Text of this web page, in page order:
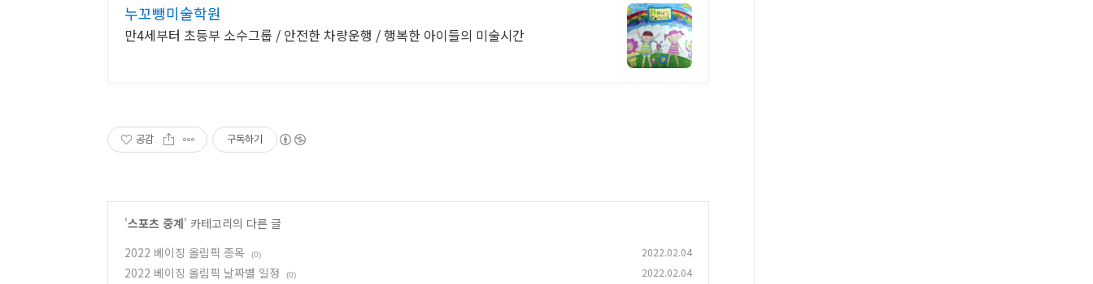
누꼬뺑미술학원
만4세부터 초등부 소수그룹 / 안전한 차량운행 / 행복한 아이들의 미술시간
공감 구독하기
'스포츠 중계' 카테고리의 다른 글
2022 베이징 올림픽 종목
(0) 2022.02.04
2022 베이징 올림픽 날짜별 일정 (0) 2022.02.04